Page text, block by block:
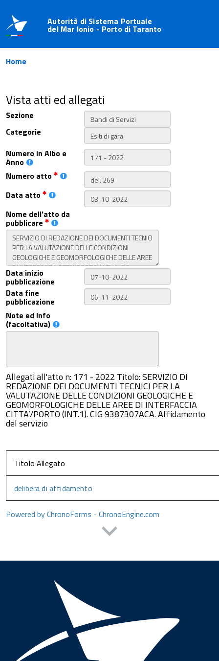
Autorità di Sistema Portuale
del Mar Ionio - Porto di Taranto
Home
Vista atti ed allegati
Sezione
Categorie
Numero in Albo e
Anno
Numero atto
Data atto
Nome dell'atto da
pubblicare
Data inizio
pubblicazione
Data fine
pubblicazione
Note ed Info
(facoltativa)
Allegati all'atto n: 171 - 2022 Titolo: SERVIZIO DI
REDAZIONE DEI DOCUMENTI TECNICI PER LA
VALUTAZIONE DELLE CONDIZIONI GEOLOGICHE E
GEOMORFOLOGICHE DELLE AREE DI INTERFACCIA
CITTA’/PORTO (INT.1). CIG 9387307ACA. Affidamento
del servizio
Titolo Allegato
delibera di affidamento
Powered by ChronoForms - ChronoEngine.com